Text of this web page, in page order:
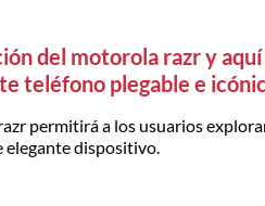
del motorola razr y
teléfono plegable e
permitirá a los usuarios
elegante dispositivo.